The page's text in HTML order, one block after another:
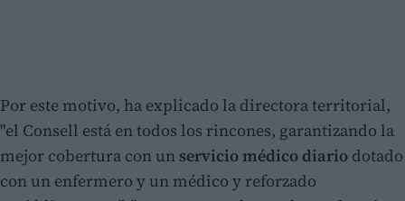
Por este motivo, ha explicado la directora territorial,
"el Consell está en todos los rincones, garantizando la
mejor cobertura con un servicio médico diario dotado
con un enfermero y un médico y reforzado